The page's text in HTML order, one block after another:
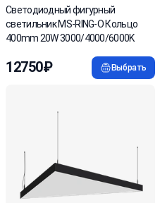
Светодиодный фигурный
светильник MS-RING-O Кольцо
400mm 20W 3000/4000/6000K
12750₽ Выбрать